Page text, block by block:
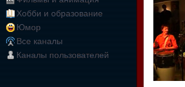
Хобби и образование
Юмор
Все каналы
Каналы пользователей